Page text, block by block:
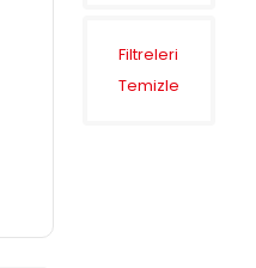
Filtreleri
Temizle